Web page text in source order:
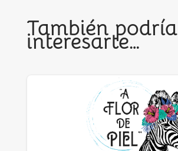
También podría
interesarte…